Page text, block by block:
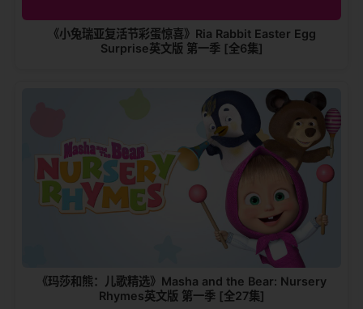
《小兔瑞亚复活节彩蛋惊喜》Ria Rabbit Easter Egg
Surprise英文版 第一季 [全6集]
《玛莎和熊：儿歌精选》Masha and the Bear: Nursery
Rhymes英文版 第一季 [全27集]